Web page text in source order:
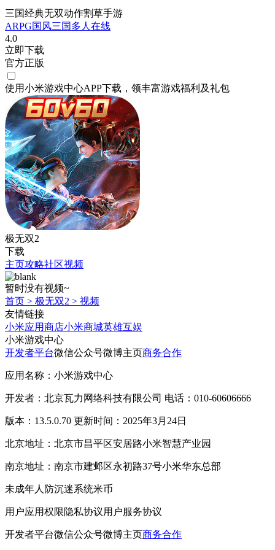
三国经典无双动作割草手游
ARPG国风三国多人在线
4.0
立即下载
官方正版
使用小米游戏中心APP下载 ，领丰富游戏福利 及礼包
极无双2
下载
主页攻略社区视频
暂时没有视频~
首页 > 极无双2 > 视频
友情链接
小米应用商店小米商城英雄互娱
小米游戏中心
开发者平台微信公众号微博主页商务合作
应用名称：小米游戏中心
开发者：北京瓦力网络科技有限公司 电话：010-60606666
版本：13.5.0.70 更新时间：2025年3月24日
北京地址：北京市昌平区安居路小米智慧产业园
南京地址：南京市建邺区永初路37号小米华东总部
未成年人防沉迷系统米币
用户应用权限隐私协议用户服务协议
开发者平台微信公众号微博主页商务合作